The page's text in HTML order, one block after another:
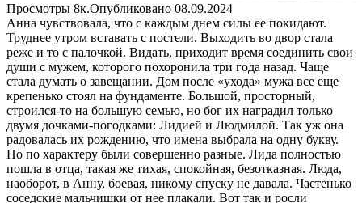
Просмотры 8к.Опубликовано 08.09.2024
Анна чувствовала, что с каждым днем силы ее покидают.
Труднее утром вставать с постели. Выходить во двор стала
реже и то с палочкой. Видать, приходит время соединить свои
души с мужем, которого похоронила три года назад. Чаще
стала думать о завещании. Дом после «ухода» мужа все еще
крепенько стоял на фундаменте. Большой, просторный,
строился-то на большую семью, но бог их наградил только
двумя дочками-погодками: Лидией и Людмилой. Так уж она
радовалась их рождению, что имена выбрала на одну букву.
Но по характеру были совершенно разные. Лида полностью
пошла в отца, такая же тихая, спокойная, безотказная. Люда,
наоборот, в Анну, боевая, никому спуску не давала. Частенько
соседские мальчишки от нее плакали. Вот так и росли